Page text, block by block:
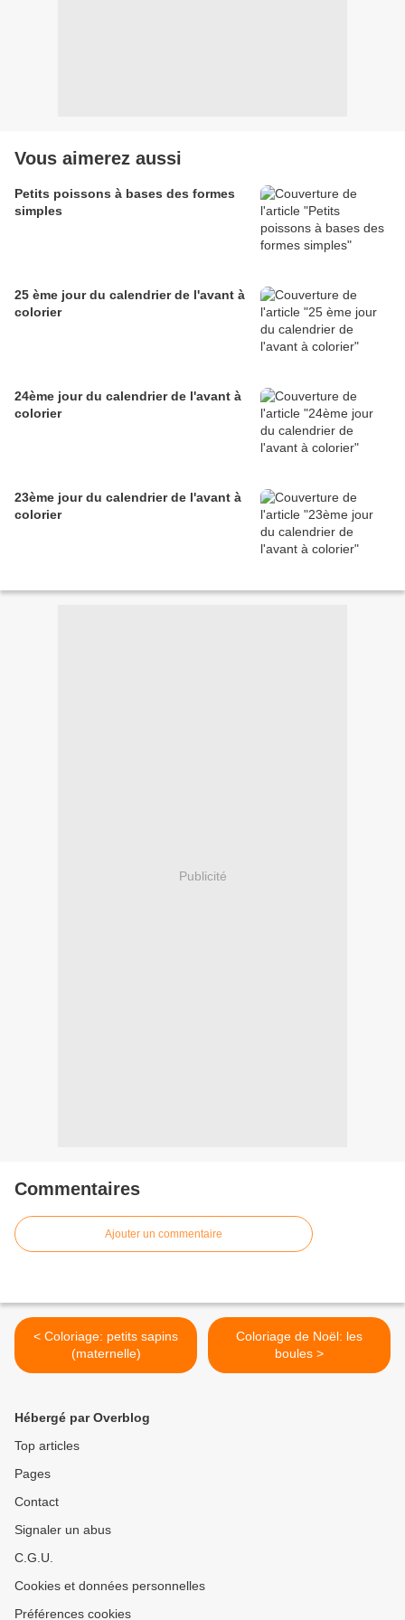
Vous aimerez aussi
Petits poissons à bases des formes
simples
25 ème jour du calendrier de l'avant à
colorier
24ème jour du calendrier de l'avant à
colorier
23ème jour du calendrier de l'avant à
colorier
Publicité
Commentaires
Ajouter un commentaire
< Coloriage: petits sapins
(maternelle)
Coloriage de Noël: les
boules >
Hébergé par Overblog
Top articles
Pages
Contact
Signaler un abus
C.G.U.
Cookies et données personnelles
Préférences cookies